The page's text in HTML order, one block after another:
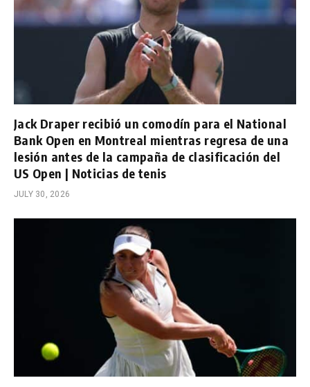
Jack Draper recibió un comodín para el National
Bank Open en Montreal mientras regresa de una
lesión antes de la campaña de clasificación del
US Open | Noticias de tenis
JULY 30, 2026